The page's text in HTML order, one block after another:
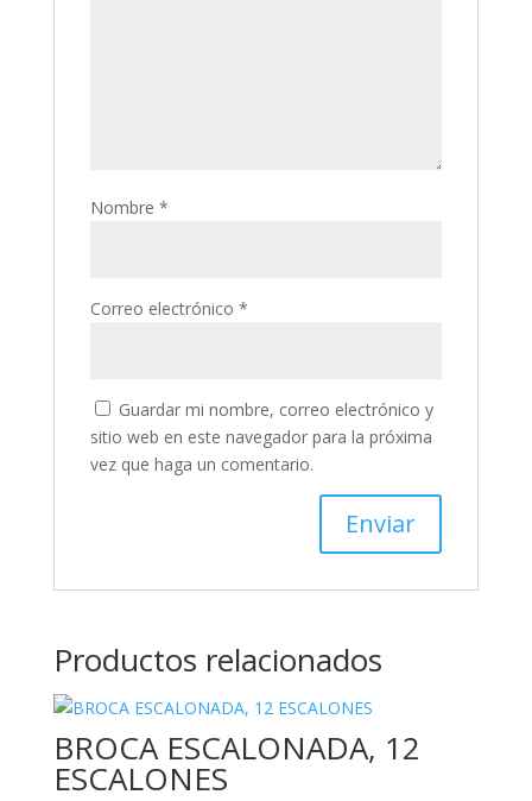
Nombre *
Correo electrónico *
Guardar mi nombre, correo electrónico y
sitio web en este navegador para la próxima
vez que haga un comentario.
Productos relacionados
BROCA ESCALONADA, 12
ESCALONES